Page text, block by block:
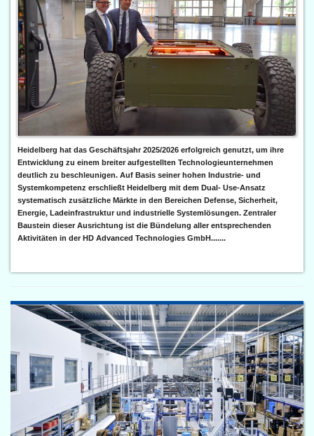
Heidelberg hat das Geschäftsjahr 2025/2026 erfolgreich genutzt, um ihre
Entwicklung zu einem breiter aufgestellten Technologieunternehmen
deutlich zu beschleunigen. Auf Basis seiner hohen Industrie- und
Systemkompetenz erschließt Heidelberg mit dem Dual- Use-Ansatz
systematisch zusätzliche Märkte in den Bereichen Defense, Sicherheit,
Energie, Ladeinfrastruktur und industrielle Systemlösungen. Zentraler
Baustein dieser Ausrichtung ist die Bündelung aller entsprechenden
Aktivitäten in der HD Advanced Technologies GmbH.......